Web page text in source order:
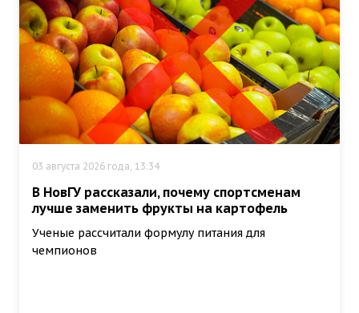
03 августа 2026 года, 13:34
В НовГУ рассказали, почему спортсменам
лучше заменить фрукты на картофель
Ученые рассчитали формулу питания для
чемпионов